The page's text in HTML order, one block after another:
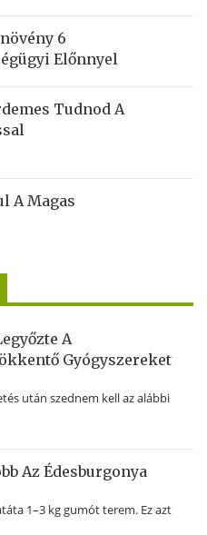
6
Előnnyel
Tudnod A
A Magas
A
Gyógyszereket
után szednem kell az alábbi
Az Édesburgonya
1–3 kg gumót terem. Ez azt